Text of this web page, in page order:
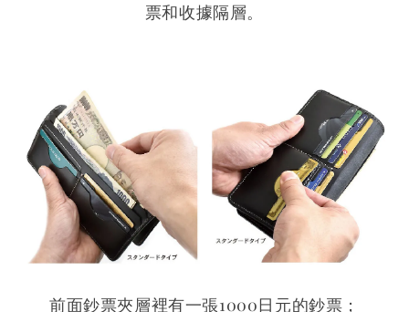
票和收據隔層。
前面鈔票夾層裡有一張1000日元的鈔票；